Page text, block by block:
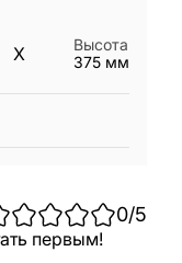
X
Высота
375 мм
0/5
первым!